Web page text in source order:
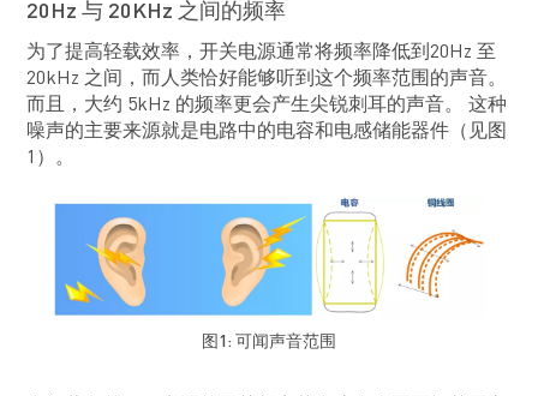
20Hz 与 20KHz 之间的频率
为了提高轻载效率，开关电源通常将频率降低到20Hz 至
20kHz 之间，而人类恰好能够听到这个频率范围的声音。
而且，大约 5kHz 的频率更会产生尖锐刺耳的声音。 这种
噪声的主要来源就是电路中的电容和电感储能器件（见图
1）。
图1: 可闻声音范围